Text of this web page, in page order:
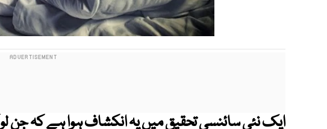
ایک نئی سائنسی تحقیق میں یہ انکشاف ہوا ہے کہ جن